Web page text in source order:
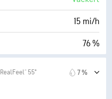
98 %
6 eng. mil
15 mi/h
76 %
RealFeel® 55° 7 %